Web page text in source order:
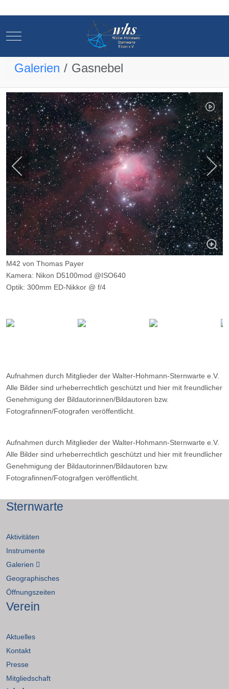
Mobile Menu Toggle
Galerien Gasnebel
M42 von Thomas Payer
Kamera: Nikon D5100mod @ISO640
Optik: 300mm ED-Nikkor @ f/4
Ort: Schnalstaler Gletscher
Aufnahmen durch Mitglieder der Walter-Hohmann-Sternwarte e.V.
Alle Bilder sind urheberrechtlich geschützt und hier mit freundlicher
Genehmigung der Bildautorinnen/Bildautoren bzw.
Fotografinnen/Fotografen veröffentlicht.
Aufnahmen durch Mitglieder der Walter-Hohmann-Sternwarte e.V.
Alle Bilder sind urheberrechtlich geschützt und hier mit freundlicher
Genehmigung der Bildautorinnen/Bildautoren bzw.
Fotografinnen/Fotografgen veröffentlicht.
Sternwarte
Aktivitäten
Instrumente
Galerien
Geographisches
Öffnungszeiten
Verein
Aktuelles
Kontakt
Presse
Mitgliedschaft